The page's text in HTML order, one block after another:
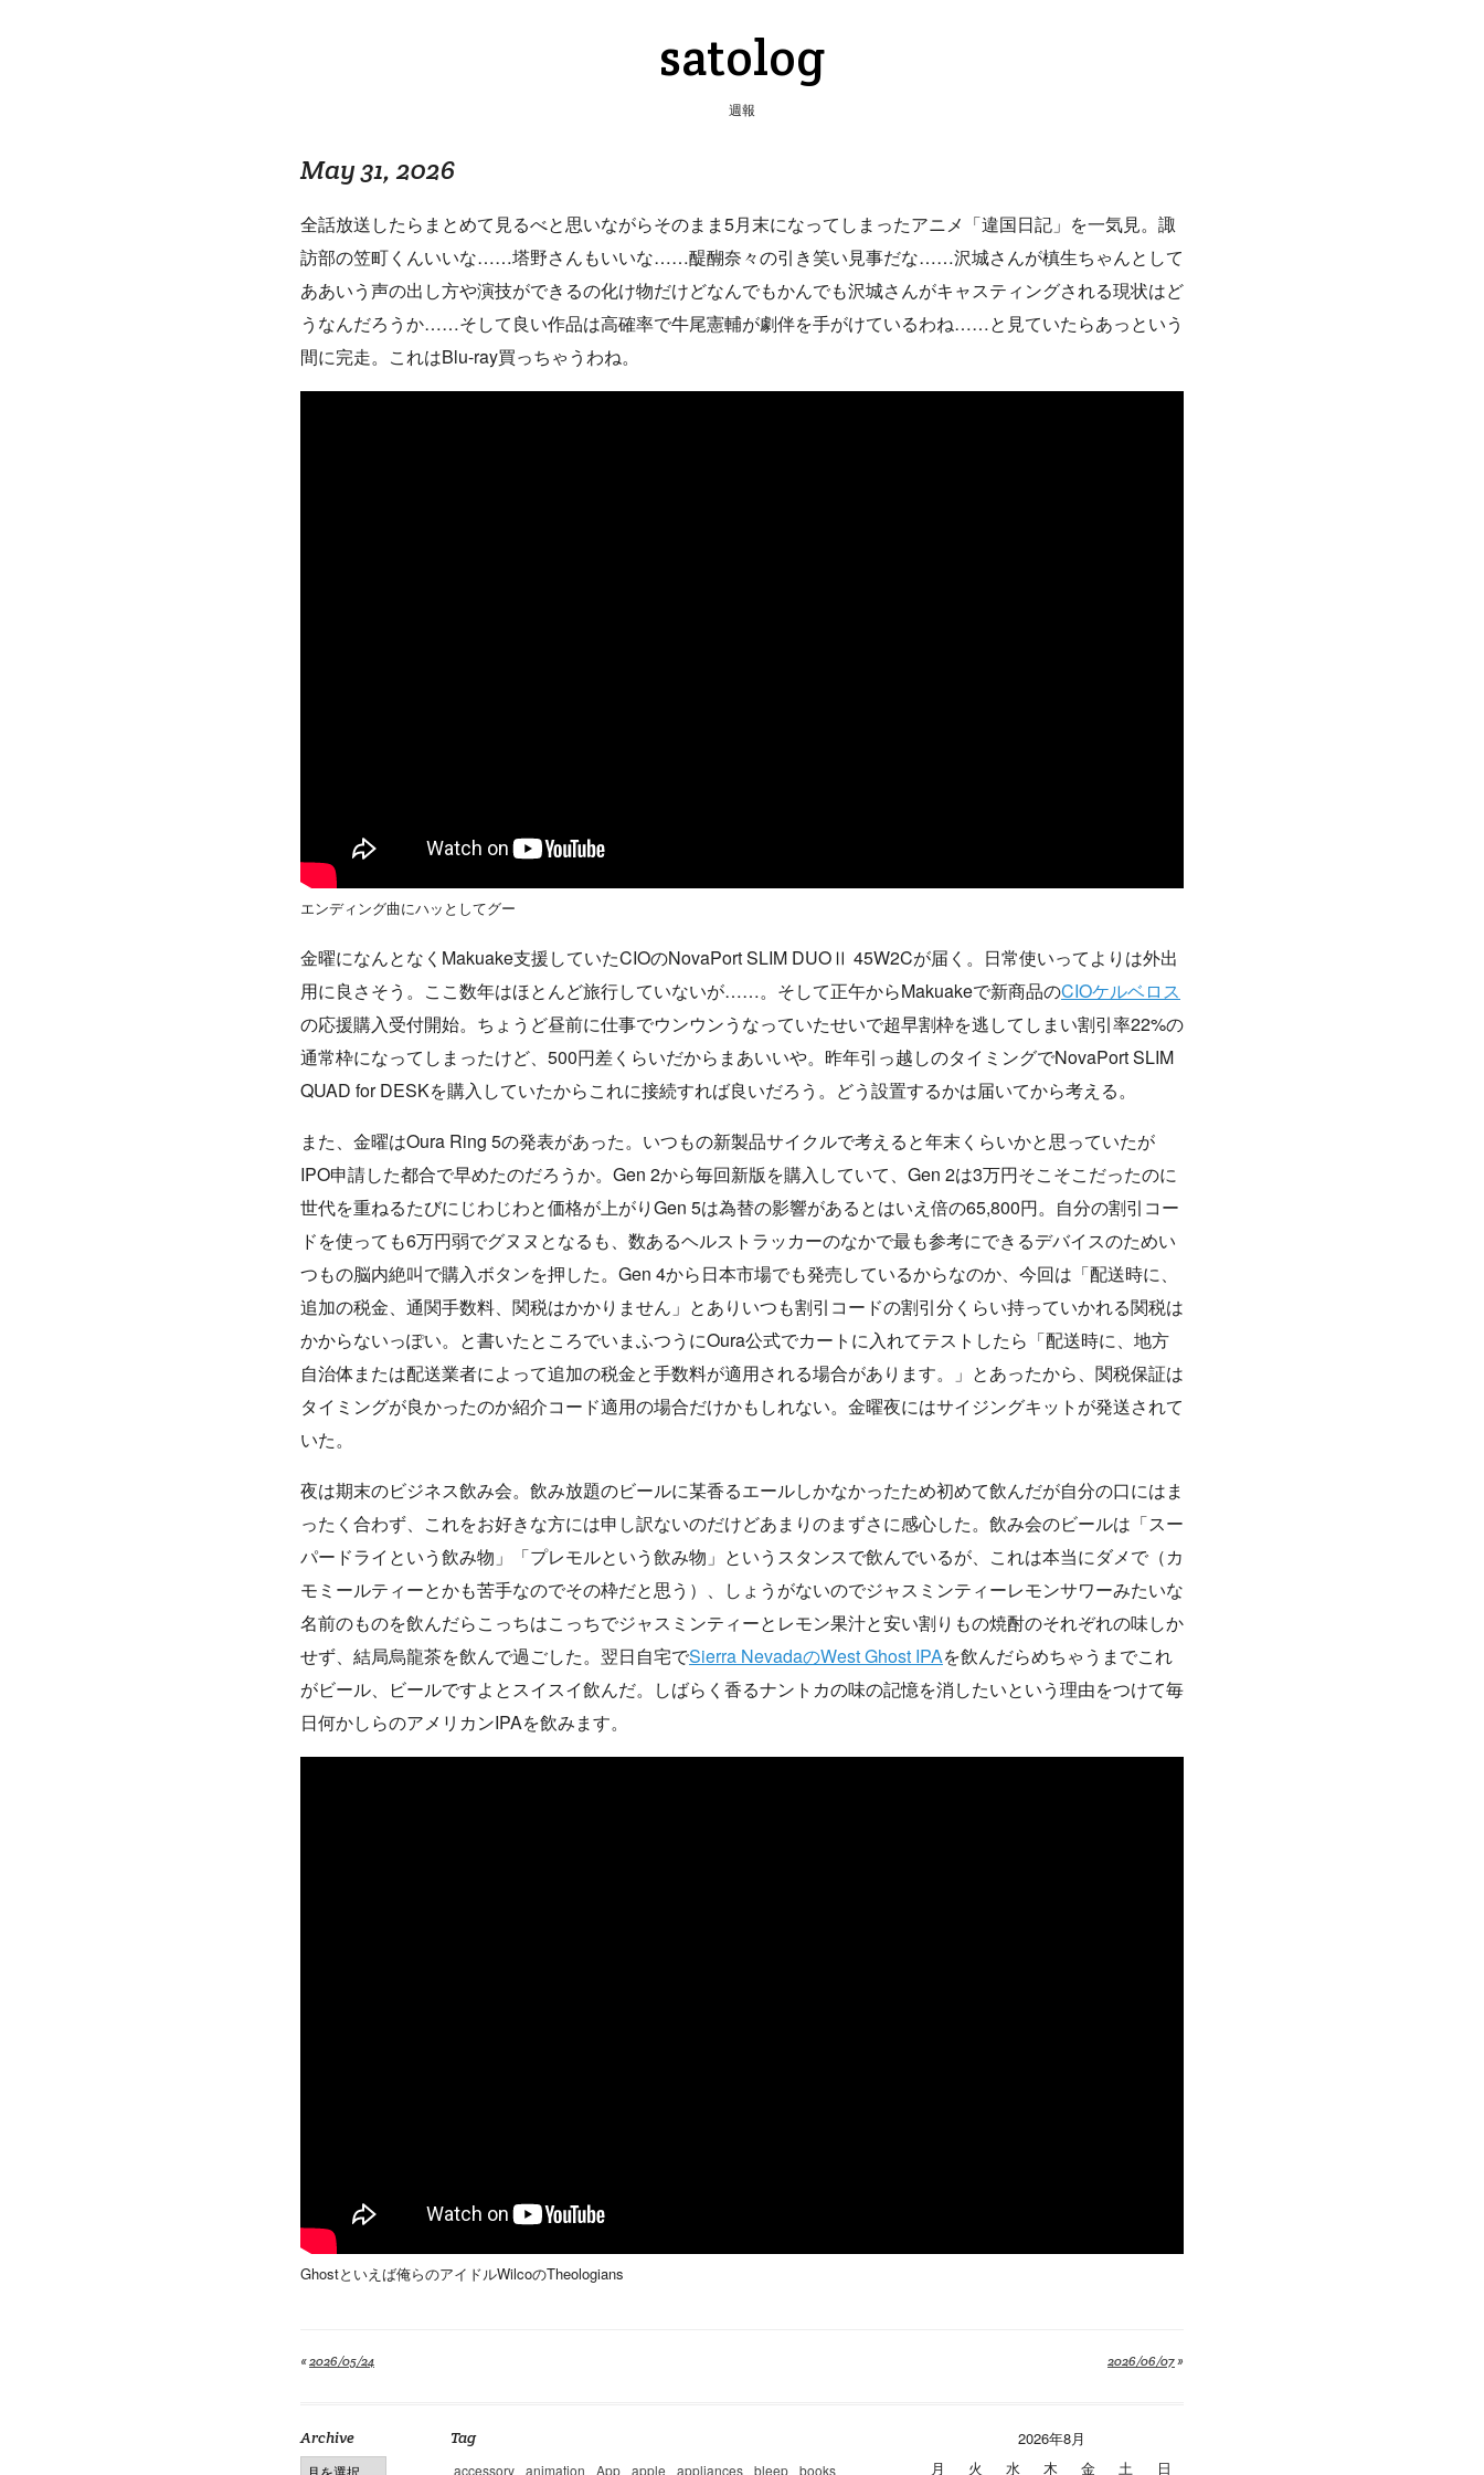
satolog
週報
May 31, 2026
全話放送したらまとめて見るべと思いながらそのまま5月末になってしまったアニメ「違国日記」を一気見。諏
訪部の笠町くんいいな……塔野さんもいいな……醍醐奈々の引き笑い見事だな……沢城さんが槙生ちゃんとして
ああいう声の出し方や演技ができるの化け物だけどなんでもかんでも沢城さんがキャスティングされる現状はど
うなんだろうか……そして良い作品は高確率で牛尾憲輔が劇伴を手がけているわね……と見ていたらあっという
間に完走。これはBlu-ray買っちゃうわね。
エンディング曲にハッとしてグー
金曜になんとなくMakuake支援していたCIOのNovaPort SLIM DUOⅡ 45W2Cが届く。日常使いってよりは外出
用に良さそう。ここ数年はほとんど旅行していないが……。そして正午からMakuakeで新商品のCIOケルベロス
の応援購入受付開始。ちょうど昼前に仕事でウンウンうなっていたせいで超早割枠を逃してしまい割引率22%の
通常枠になってしまったけど、500円差くらいだからまあいいや。昨年引っ越しのタイミングでNovaPort SLIM
QUAD for DESKを購入していたからこれに接続すれば良いだろう。どう設置するかは届いてから考える。
また、金曜はOura Ring 5の発表があった。いつもの新製品サイクルで考えると年末くらいかと思っていたが
IPO申請した都合で早めたのだろうか。Gen 2から毎回新版を購入していて、Gen 2は3万円そこそこだったのに
世代を重ねるたびにじわじわと価格が上がりGen 5は為替の影響があるとはいえ倍の65,800円。自分の割引コー
ドを使っても6万円弱でグヌヌとなるも、数あるヘルストラッカーのなかで最も参考にできるデバイスのためい
つもの脳内絶叫で購入ボタンを押した。Gen 4から日本市場でも発売しているからなのか、今回は「配送時に、
追加の税金、通関手数料、関税はかかりません」とありいつも割引コードの割引分くらい持っていかれる関税は
かからないっぽい。と書いたところでいまふつうにOura公式でカートに入れてテストしたら「配送時に、地方
自治体または配送業者によって追加の税金と手数料が適用される場合があります。」とあったから、関税保証は
タイミングが良かったのか紹介コード適用の場合だけかもしれない。金曜夜にはサイジングキットが発送されて
いた。
夜は期末のビジネス飲み会。飲み放題のビールに某香るエールしかなかったため初めて飲んだが自分の口にはま
ったく合わず、これをお好きな方には申し訳ないのだけどあまりのまずさに感心した。飲み会のビールは「スー
パードライという飲み物」「プレモルという飲み物」というスタンスで飲んでいるが、これは本当にダメで（カ
モミールティーとかも苦手なのでその枠だと思う）、しょうがないのでジャスミンティーレモンサワーみたいな
名前のものを飲んだらこっちはこっちでジャスミンティーとレモン果汁と安い割りもの焼酎のそれぞれの味しか
せず、結局烏龍茶を飲んで過ごした。翌日自宅でSierra NevadaのWest Ghost IPAを飲んだらめちゃうまでこれ
がビール、ビールですよとスイスイ飲んだ。しばらく香るナントカの味の記憶を消したいという理由をつけて毎
日何かしらのアメリカンIPAを飲みます。
Ghostといえば俺らのアイドルWilcoのTheologians
«2026/05/24 2026/06/07»
Archive Tag
accessory animation App apple appliances bleep books
2026年8月
月
火 水 木 金 土 日